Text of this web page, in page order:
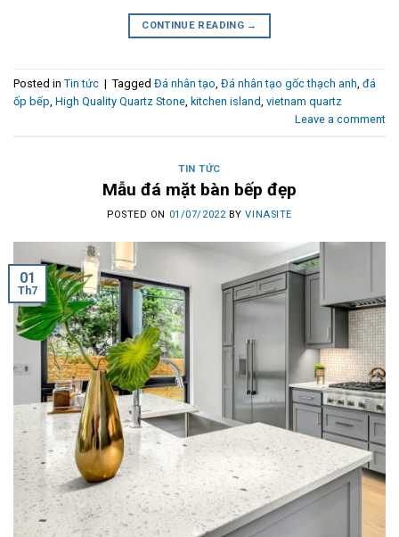
CONTINUE READING →
Posted in Tin tức | Tagged Đá nhân tạo, Đá nhân tạo gốc thạch anh, đá
ốp bếp, High Quality Quartz Stone, kitchen island, vietnam quartz
Leave a comment
TIN TỨC
Mẫu đá mặt bàn bếp đẹp
POSTED ON 01/07/2022BYVINASITE
01
Th7